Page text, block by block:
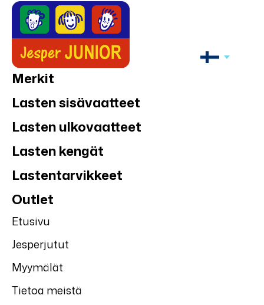
Merkit
Lasten sisävaatteet
Lasten ulkovaatteet
Lasten kengät
Lastentarvikkeet
Outlet
Etusivu
Jesperjutut
Myymälät
Tietoa meistä